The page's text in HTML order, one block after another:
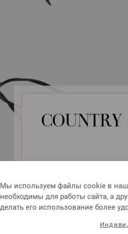
COUNTRY
LANGUAGE
SHIPPING TO
Мы используем файлы cookie в
необходимы для работы сайта, а
делать его использование более